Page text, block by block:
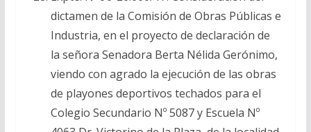
dictamen de la Comisión de Obras Públicas e
Industria, en el proyecto de declaración de
la señora Senadora Berta Nélida Gerónimo,
viendo con agrado la ejecución de las obras
de playones deportivos techados para el
Colegio Secundario Nº 5087 y Escuela Nº